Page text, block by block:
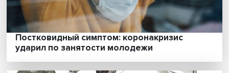
Жесткий капитализм по-корейски:
труд с утра до ночи